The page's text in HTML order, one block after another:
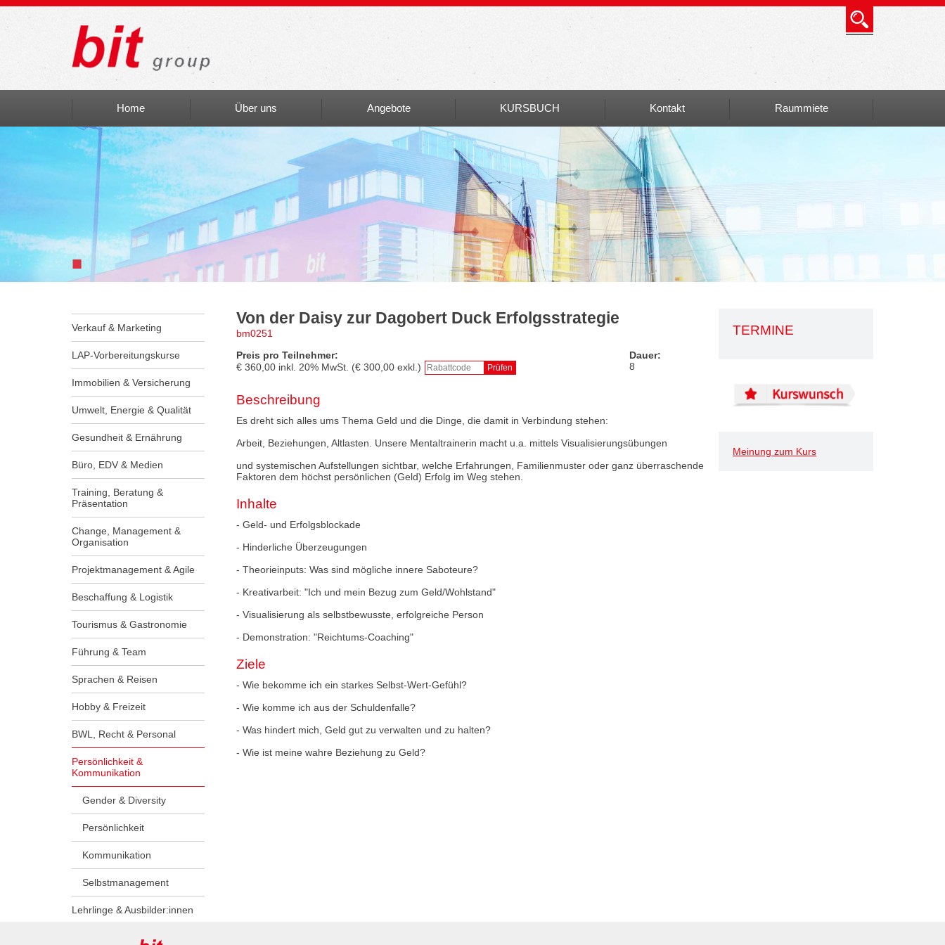
Home Über uns
bit Art
Einblicke
Angebote KURSBUCH Kontakt
Info
Raummiete
■
Verkauf & Marketing
LAP-Vorbereitungskurse
Immobilien & Versicherung
Umwelt, Energie & Qualität
Gesundheit & Ernährung
Büro, EDV & Medien
Training, Beratung &
Präsentation
Change, Management &
Organisation
Projektmanagement & Agile
Beschaffung & Logistik
Tourismus & Gastronomie
Führung & Team
Sprachen & Reisen
Hobby & Freizeit
BWL, Recht & Personal
Persönlichkeit &
Kommunikation
Gender & Diversity
Persönlichkeit
Kommunikation
Selbstmanagement
Lehrlinge & Ausbilder:innen
TERMINE
Meinung zum Kurs
Von der Daisy zur Dagobert Duck Erfolgsstrategie
bm0251
Preis pro Teilnehmer:
€ 360,00 inkl. 20% MwSt. (€ 300,00 exkl.)
Dauer:
8
Beschreibung
Es dreht sich alles ums Thema Geld und die Dinge, die damit in Verbindung stehen:
Arbeit, Beziehungen, Altlasten. Unsere Mentaltrainerin macht u.a. mittels Visualisierungsübungen
und systemischen Aufstellungen sichtbar, welche Erfahrungen, Familienmuster oder ganz überraschende
Faktoren dem höchst persönlichen (Geld) Erfolg im Weg stehen.
Inhalte
- Geld- und Erfolgsblockade
- Hinderliche Überzeugungen
- Theorieinputs: Was sind mögliche innere Saboteure?
- Kreativarbeit: "Ich und mein Bezug zum Geld/Wohlstand"
- Visualisierung als selbstbewusste, erfolgreiche Person
- Demonstration: "Reichtums-Coaching"
Ziele
- Wie bekomme ich ein starkes Selbst-Wert-Gefühl?
- Wie komme ich aus der Schuldenfalle?
- Was hindert mich, Geld gut zu verwalten und zu halten?
- Wie ist meine wahre Beziehung zu Geld?